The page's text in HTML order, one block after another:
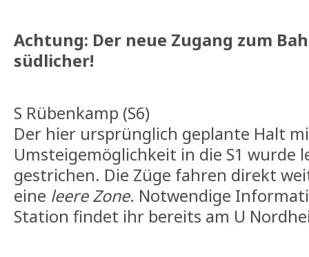
Achtung: Der neue Zugang zum
südlicher!
S Rübenkamp (S6)
Der hier ursprünglich geplante Halt
Umsteigemöglichkeit in die S1 wurde
gestrichen. Die Züge fahren direkt
eine leere Zone. Notwendige
Station findet ihr bereits am U